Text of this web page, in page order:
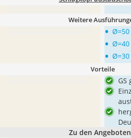
Weitere
• Ø=50
• Ø=40
• Ø=30
Vorteile
GS
Zu den Angeboten